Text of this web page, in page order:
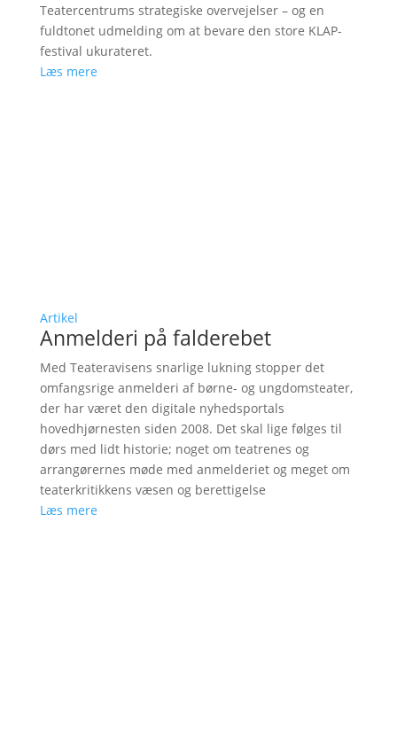
Teatercentrums strategiske overvejelser – og en
fuldtonet udmelding om at bevare den store KLAP-
festival ukurateret.
Læs mere
Artikel
Anmelderi på falderebet
Med Teateravisens snarlige lukning stopper det
omfangsrige anmelderi af børne- og ungdomsteater,
der har været den digitale nyhedsportals
hovedhjørnesten siden 2008. Det skal lige følges til
dørs med lidt historie; noget om teatrenes og
arrangørernes møde med anmelderiet og meget om
teaterkritikkens væsen og berettigelse
Læs mere